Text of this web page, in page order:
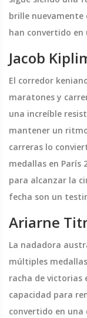
brille nuevamente
han convertido en
Jacob
El corredor
maratones y
una increíble
mantener un
carreras lo
medallas en París
para alcanzar la
fecha son un
Ariarne
La nadadora
múltiples
racha de victorias
capacidad para
convertido en